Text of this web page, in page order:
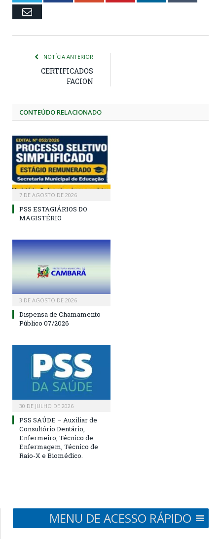
Email
NOTÍCIA ANTERIOR
CERTIFICADOS
FACION
CONTEÚDO RELACIONADO
7 DE AGOSTO DE 2026
PSS ESTAGIÁRIOS DO
MAGISTÉRIO
3 DE AGOSTO DE 2026
Dispensa de Chamamento
Público 07/2026
30 DE JULHO DE 2026
PSS SAÚDE – Auxiliar de
Consultório Dentário,
Enfermeiro, Técnico de
Enfermagem, Técnico de
Raio-X e Biomédico.
MENU DE ACESSO RÁPIDO